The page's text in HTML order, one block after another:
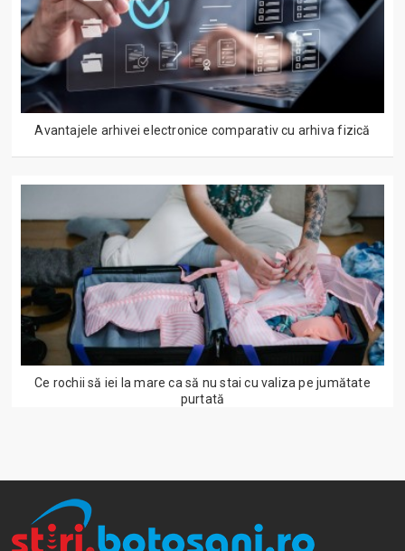
Avantajele arhivei electronice comparativ cu arhiva fizică
Ce rochii să iei la mare ca să nu stai cu valiza pe jumătate
purtată